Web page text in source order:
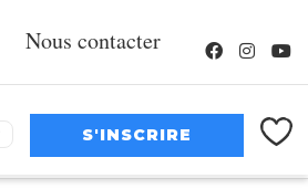
Nous contacter